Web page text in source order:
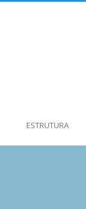
ESTRUTURA